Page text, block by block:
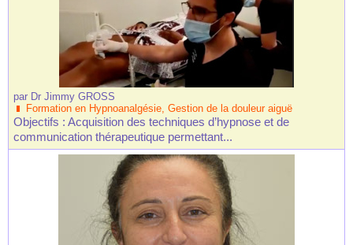
par Dr Jimmy GROSS
Formation en Hypnoanalgésie, Gestion de la douleur aiguë
Objectifs : Acquisition des techniques d’hypnose et de
communication thérapeutique permettant...